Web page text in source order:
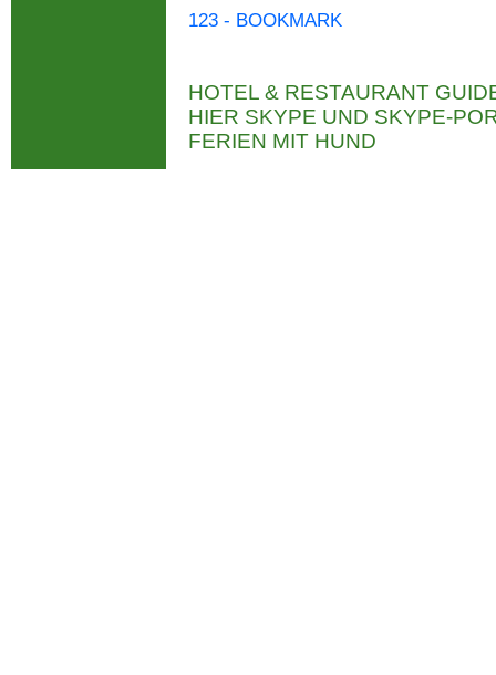
123 - BOOKMARK
HOTEL & RESTAURANT
HIER SKYPE UND SKYPE-
FERIEN MIT HUND